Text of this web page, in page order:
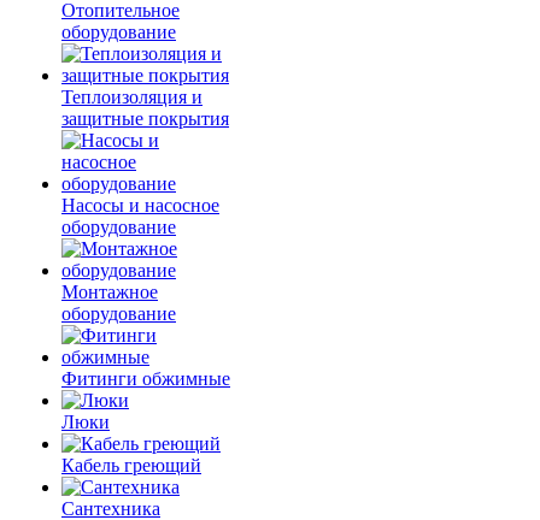
Отопительное
оборудование
Теплоизоляция и
защитные покрытия
Насосы и насосное
оборудование
Монтажное
оборудование
Фитинги обжимные
Люки
Кабель греющий
Сантехника